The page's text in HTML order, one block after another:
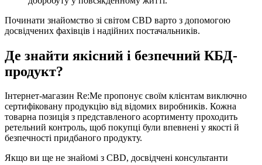
Починати знайомство зі світом CBD варто з допомогою
досвідчених фахівців і надійних постачальників.
Де знайти якісний і безпечний КБД-
продукт?
Інтернет-магазин Re:Me пропонує своїм клієнтам виключно
сертифіковану продукцію від відомих виробників. Кожна
товарна позиція з представленого асортименту проходить
ретельний контроль, щоб покупці були впевнені у якості й
безпечності придбаного продукту.
Якщо ви ще не знайомі з CBD, досвідчені консультанти